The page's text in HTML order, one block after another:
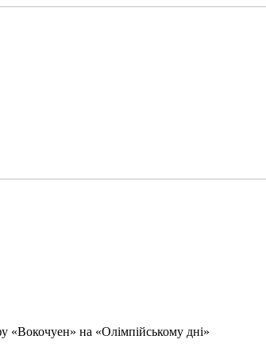
«Вокочуен» на «Олімпійському дні»